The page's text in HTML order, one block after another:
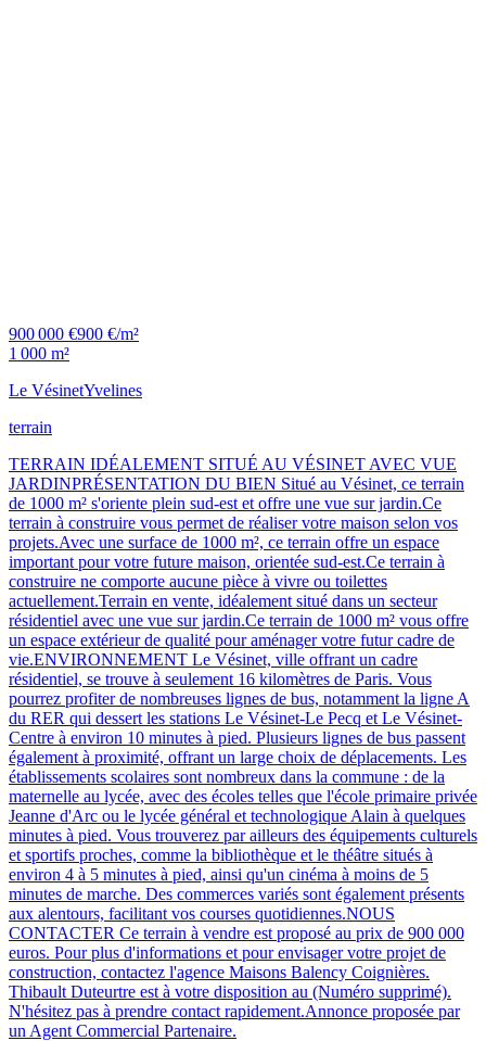
900 000 €900 €/m²
1 000 m²
Le VésinetYvelines
terrain
TERRAIN IDÉALEMENT SITUÉ AU VÉSINET AVEC VUE
JARDINPRÉSENTATION DU BIEN Situé au Vésinet, ce terrain
de 1000 m² s'oriente plein sud-est et offre une vue sur jardin.Ce
terrain à construire vous permet de réaliser votre maison selon vos
projets.Avec une surface de 1000 m², ce terrain offre un espace
important pour votre future maison, orientée sud-est.Ce terrain à
construire ne comporte aucune pièce à vivre ou toilettes
actuellement.Terrain en vente, idéalement situé dans un secteur
résidentiel avec une vue sur jardin.Ce terrain de 1000 m² vous offre
un espace extérieur de qualité pour aménager votre futur cadre de
vie.ENVIRONNEMENT Le Vésinet, ville offrant un cadre
résidentiel, se trouve à seulement 16 kilomètres de Paris. Vous
pourrez profiter de nombreuses lignes de bus, notamment la ligne A
du RER qui dessert les stations Le Vésinet-Le Pecq et Le Vésinet-
Centre à environ 10 minutes à pied. Plusieurs lignes de bus passent
également à proximité, offrant un large choix de déplacements. Les
établissements scolaires sont nombreux dans la commune : de la
maternelle au lycée, avec des écoles telles que l'école primaire privée
Jeanne d'Arc ou le lycée général et technologique Alain à quelques
minutes à pied. Vous trouverez par ailleurs des équipements culturels
et sportifs proches, comme la bibliothèque et le théâtre situés à
environ 4 à 5 minutes à pied, ainsi qu'un cinéma à moins de 5
minutes de marche. Des commerces variés sont également présents
aux alentours, facilitant vos courses quotidiennes.NOUS
CONTACTER Ce terrain à vendre est proposé au prix de 900 000
euros. Pour plus d'informations et pour envisager votre projet de
construction, contactez l'agence Maisons Balency Coignières.
Thibault Duteurtre est à votre disposition au (Numéro supprimé).
N'hésitez pas à prendre contact rapidement.Annonce proposée par
un Agent Commercial Partenaire.